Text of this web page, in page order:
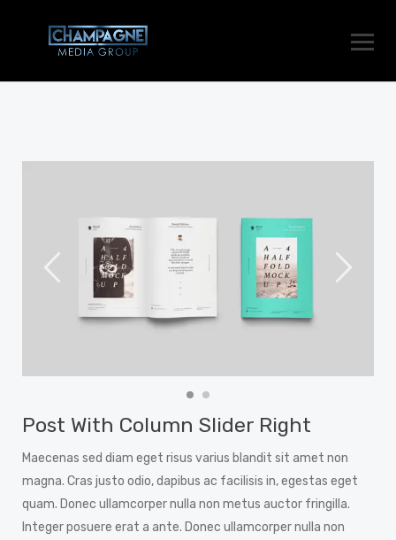
Post With Column Slider Right
Maecenas sed diam eget risus varius blandit sit amet non
magna. Cras justo odio, dapibus ac facilisis in, egestas eget
quam. Donec ullamcorper nulla non metus auctor fringilla.
Integer posuere erat a ante. Donec ullamcorper nulla non